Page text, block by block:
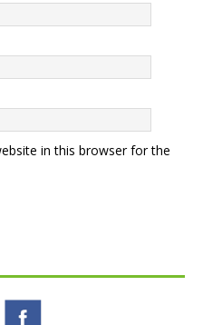
in this browser for the